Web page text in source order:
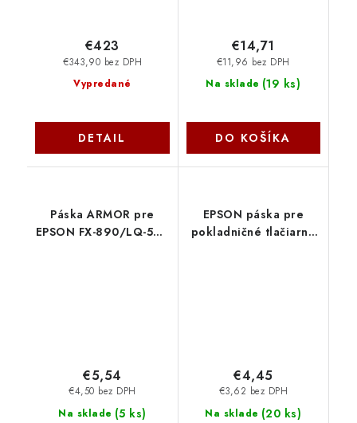
Vypredané
€343,90 bez DPH
€423
DETAIL
Na sklade (19 ks)
€11,96 bez DPH
€14,71
DO KOŠÍKA
Páska ARMOR pre
EPSON FX-890/LQ-590
Na sklade (5 ks)
€4,50 bez DPH
€5,54
EPSON páska pre
pokladničné tlačiarne
Na sklade (20 ks)
€3,62 bez DPH
€4,45